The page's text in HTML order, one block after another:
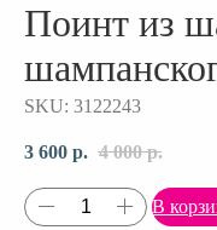
Поинт из
SKU: 3122243
3 600 р. 4 000 р.
В